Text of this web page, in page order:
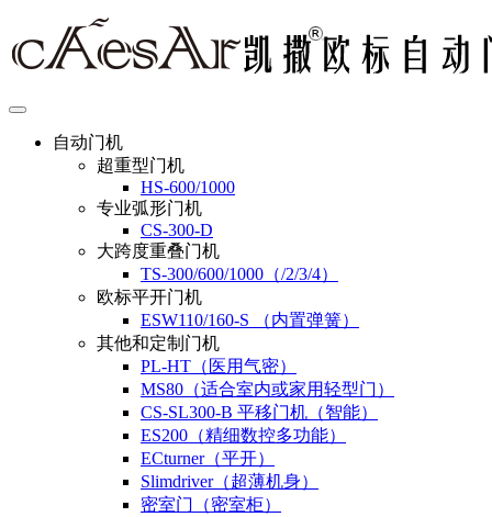
自动门机
超重型门机
HS-600/1000
专业弧形门机
CS-300-D
大跨度重叠门机
TS-300/600/1000（/2/3/4）
欧标平开门机
ESW110/160-S （内置弹簧）
其他和定制门机
PL-HT（医用气密）
MS80（适合室内或家用轻型门）
CS-SL300-B 平移门机（智能）
ES200（精细数控多功能）
ECturner（平开）
Slimdriver（超薄机身）
密室门（密室柜）